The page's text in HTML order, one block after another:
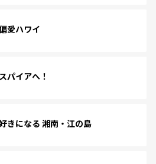
愛ハワイ
パイアへ！
きになる 湘南・江の島